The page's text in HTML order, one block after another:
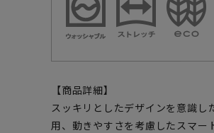
【商品詳細】
スッキリとしたデザインを意識し
用、動きやすさを考慮したスマー